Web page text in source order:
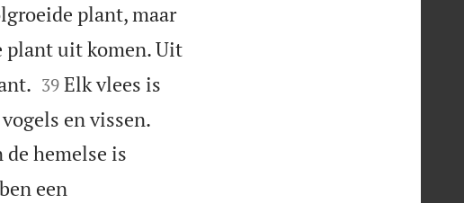
plant, maar
plant uit komen. Uit

39 Elk vlees is
en vissen.
de hemelse is
een